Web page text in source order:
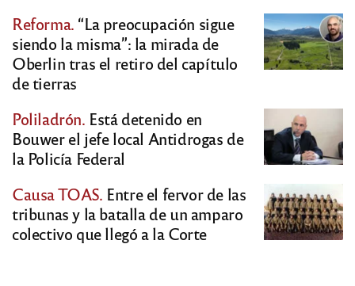
Reforma. “La preocupación sigue
siendo la misma”: la mirada de
Oberlin tras el retiro del capítulo
de tierras
Poliladrón. Está detenido en
Bouwer el jefe local Antidrogas de
la Policía Federal
Causa TOAS. Entre el fervor de las
tribunas y la batalla de un amparo
colectivo que llegó a la Corte